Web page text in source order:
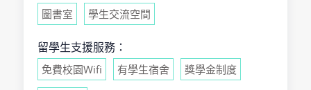
圖書室 學生交流空間
留學生支援服務：
免費校園Wifi 有學生宿舍 獎學金制度